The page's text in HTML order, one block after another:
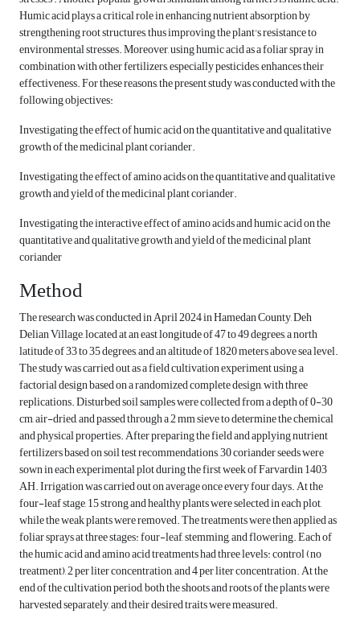
Humic acid plays a critical role in enhancing nutrient absorption by
strengthening root structures, thus improving the plant's resistance to
environmental stresses. Moreover, using humic acid as a foliar spray in
combination with other fertilizers, especially pesticides, enhances their
effectiveness. For these reasons, the present study was conducted with the
following objectives:
Investigating the effect of humic acid on the quantitative and qualitative
growth of the medicinal plant coriander.
Investigating the effect of amino acids on the quantitative and qualitative
growth and yield of the medicinal plant coriander.
Investigating the interactive effect of amino acids and humic acid on the
quantitative and qualitative growth and yield of the medicinal plant
coriander
Method
The research was conducted in April 2024 in Hamedan County, Deh
Delian Village, located at an east longitude of 47 to 49 degrees, a north
latitude of 33 to 35 degrees, and an altitude of 1820 meters above sea level.
The study was carried out as a field cultivation experiment using a
factorial design based on a randomized complete design, with three
replications. Disturbed soil samples were collected from a depth of 0-30
cm, air-dried, and passed through a 2 mm sieve to determine the chemical
and physical properties. After preparing the field and applying nutrient
fertilizers based on soil test recommendations, 30 coriander seeds were
sown in each experimental plot during the first week of Farvardin 1403
AH. Irrigation was carried out on average once every four days. At the
four-leaf stage, 15 strong and healthy plants were selected in each plot,
while the weak plants were removed. The treatments were then applied as
foliar sprays at three stages: four-leaf, stemming, and flowering. Each of
the humic acid and amino acid treatments had three levels: control (no
treatment), 2 per liter concentration, and 4 per liter concentration. At the
end of the cultivation period, both the shoots and roots of the plants were
harvested separately, and their desired traits were measured.